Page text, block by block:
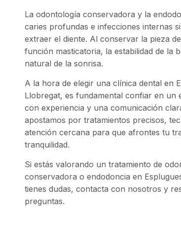
La odontología conservadora y la
caries profundas e infecciones internas
extraer el diente. Al conservar la pieza
función masticatoria, la estabilidad de la
natural de la sonrisa.
A la hora de elegir una clínica dental en
Llobregat, es fundamental confiar en un
con experiencia y una comunicación
apostamos por tratamientos precisos,
atención cercana para que afrontes tu
tranquilidad.
Si estás valorando un tratamiento de
conservadora o endodoncia en
tienes dudas, contacta con nosotros y
preguntas.